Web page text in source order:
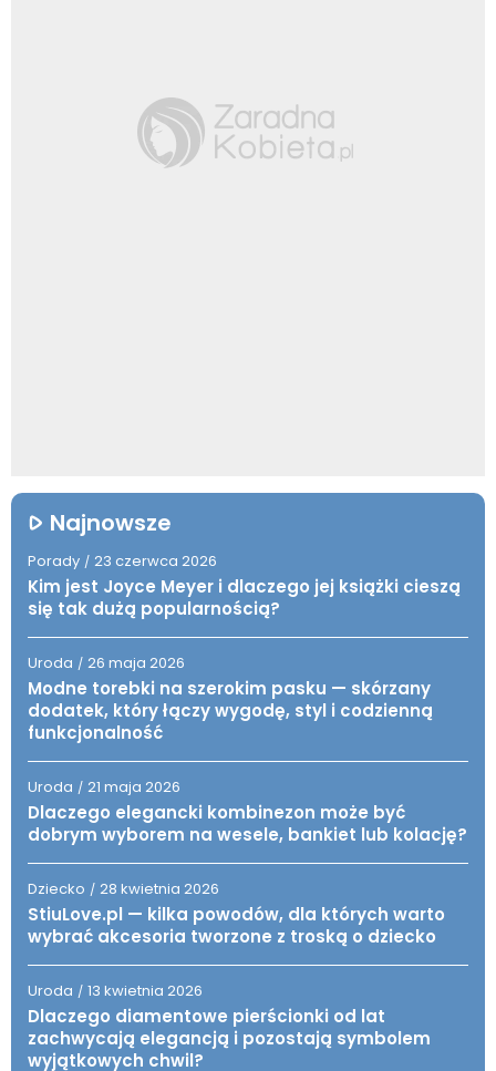
Najnowsze
Porady / 23 czerwca 2026
Kim jest Joyce Meyer i dlaczego jej książki cieszą
się tak dużą popularnością?
Uroda / 26 maja 2026
Modne torebki na szerokim pasku — skórzany
dodatek, który łączy wygodę, styl i codzienną
funkcjonalność
Uroda / 21 maja 2026
Dlaczego elegancki kombinezon może być
dobrym wyborem na wesele, bankiet lub kolację?
Dziecko / 28 kwietnia 2026
StiuLove.pl — kilka powodów, dla których warto
wybrać akcesoria tworzone z troską o dziecko
Uroda / 13 kwietnia 2026
Dlaczego diamentowe pierścionki od lat
zachwycają elegancją i pozostają symbolem
wyjątkowych chwil?